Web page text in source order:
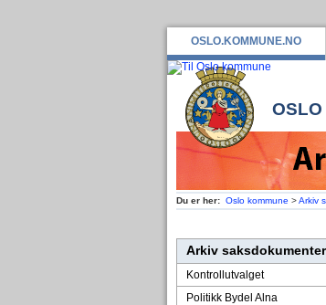
OSLO.KOMMUNE.NO
OSLO
Du er her: Oslo kommune >Arkiv
Arkiv saksdokumenter
Kontrollutvalget
Politikk Bydel Alna